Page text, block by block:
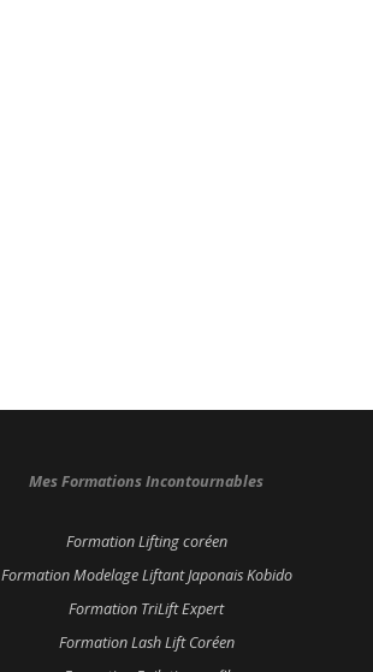
Mes Formations Incontournables
Formation Lifting coréen
Formation Modelage Liftant Japonais Kobido
Formation TriLift Expert
Formation Lash Lift Coréen